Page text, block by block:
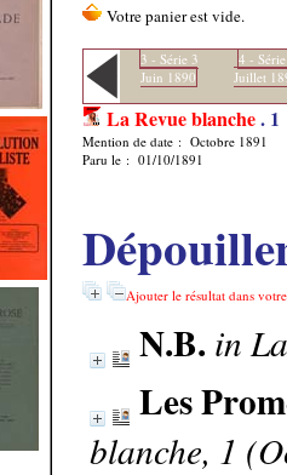
3 - Série 3
Juin 1890
4 -
Juillet
La Revue blanche. 1
Mention de date : Octobre 1891
Paru le : 01/10/1891
Ajouter le résultat dans
N.B. in
Les
blanche, 1